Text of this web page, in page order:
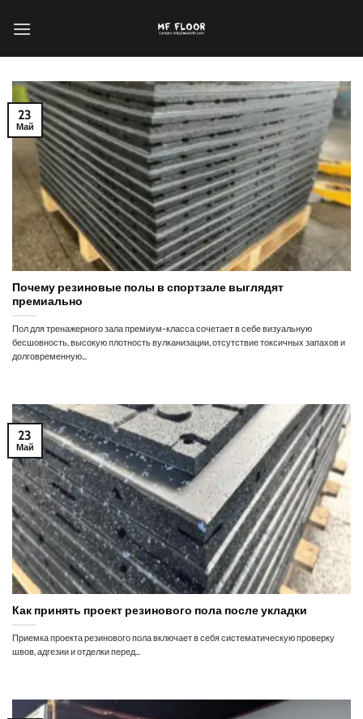
Почему резиновые полы в спортзале выглядят
премиально
Пол для тренажерного зала премиум-класса сочетает в себе визуальную
бесшовность, высокую плотность вулканизации, отсутствие токсичных запахов и
долговременную...
23
Май
Как принять проект резинового пола после укладки
Приемка проекта резинового пола включает в себя систематическую проверку
швов, адгезии и отделки перед...
23
Май